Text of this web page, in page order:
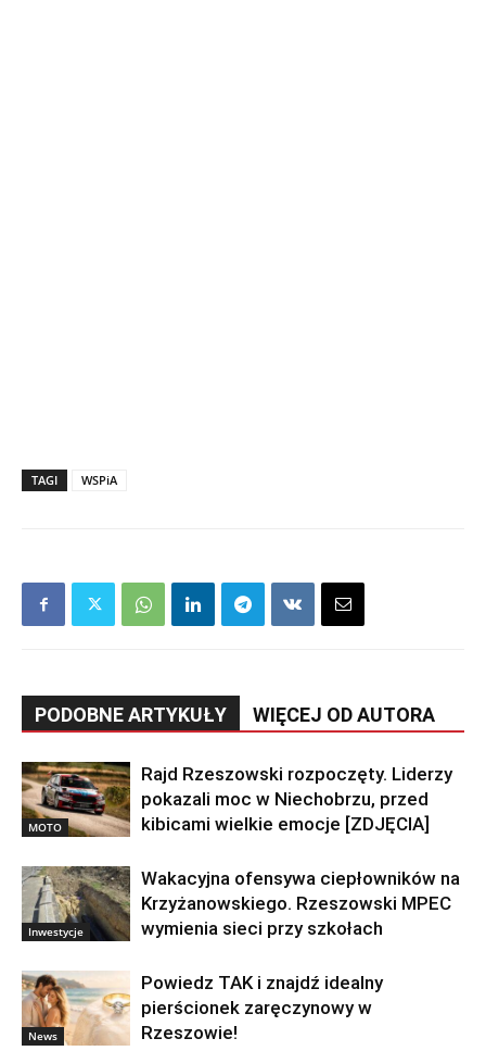
TAGI WSPiA
PODOBNE ARTYKUŁY WIĘCEJ OD AUTORA
MOTO
Rajd Rzeszowski rozpoczęty. Liderzy
pokazali moc w Niechobrzu, przed
kibicami wielkie emocje [ZDJĘCIA]
Inwestycje
Wakacyjna ofensywa ciepłowników na
Krzyżanowskiego. Rzeszowski MPEC
wymienia sieci przy szkołach
News
Powiedz TAK i znajdź idealny
pierścionek zaręczynowy w
Rzeszowie!